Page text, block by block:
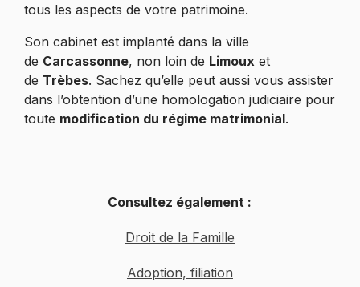
tous les aspects de votre patrimoine.
Son cabinet est implanté dans la ville
de Carcassonne, non loin de Limoux et
de Trèbes. Sachez qu’elle peut aussi vous assister
dans l’obtention d’une homologation judiciaire pour
toute modification du régime matrimonial.
Consultez également :
Droit de la Famille
Adoption, filiation